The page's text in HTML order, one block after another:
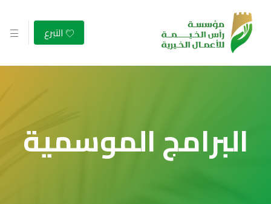
التبرع
البرامج الموسمية